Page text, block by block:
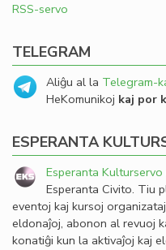
RSS-servo
TELEGRAM
Aliĝu al la Telegram-
HeKomunikoj kaj por
ESPERANTA
Esperanta Kulturservo
Esperanta Civito. Tiu
eventoj kaj kursoj
eldonaĵoj, abonon al revuoj
konatiĝi kun la aktivaĵoj kaj